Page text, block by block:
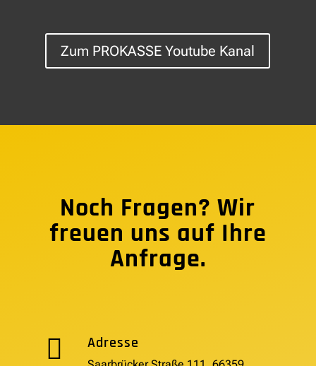
Zum PROKASSE Youtube Kanal
Noch Fragen? Wir
freuen uns auf Ihre
Anfrage.
 Adresse